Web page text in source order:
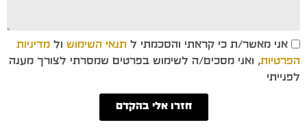
אני מאשר/ת כי קראתי והסכמתי ל תנאי השימוש ול מדיניות
הפרטיות, ואני מסכים/ה לשימוש בפרטים שמסרתי לצורך מענה
לפנייתי
חזרו אלי בהקדם